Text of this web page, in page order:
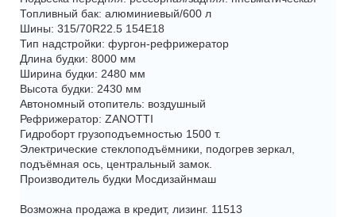
Топливный бак: алюминиевый/600 л
Шины: 315/70R22.5 154E18
Тип надстройки: фургон-рефрижератор
Длина будки: 8000 мм
Ширина будки: 2480 мм
Высота будки: 2430 мм
Автономный отопитель: воздушный
Рефрижератор: ZANOTTI
Гидроборт грузоподъемностью 1500 т.
Электрические стеклоподъёмники, подогрев зеркал,
подъёмная ось, центральный замок.
Производитель будки Мосдизайнмаш
Возможна продажа в кредит, лизинг. 11513